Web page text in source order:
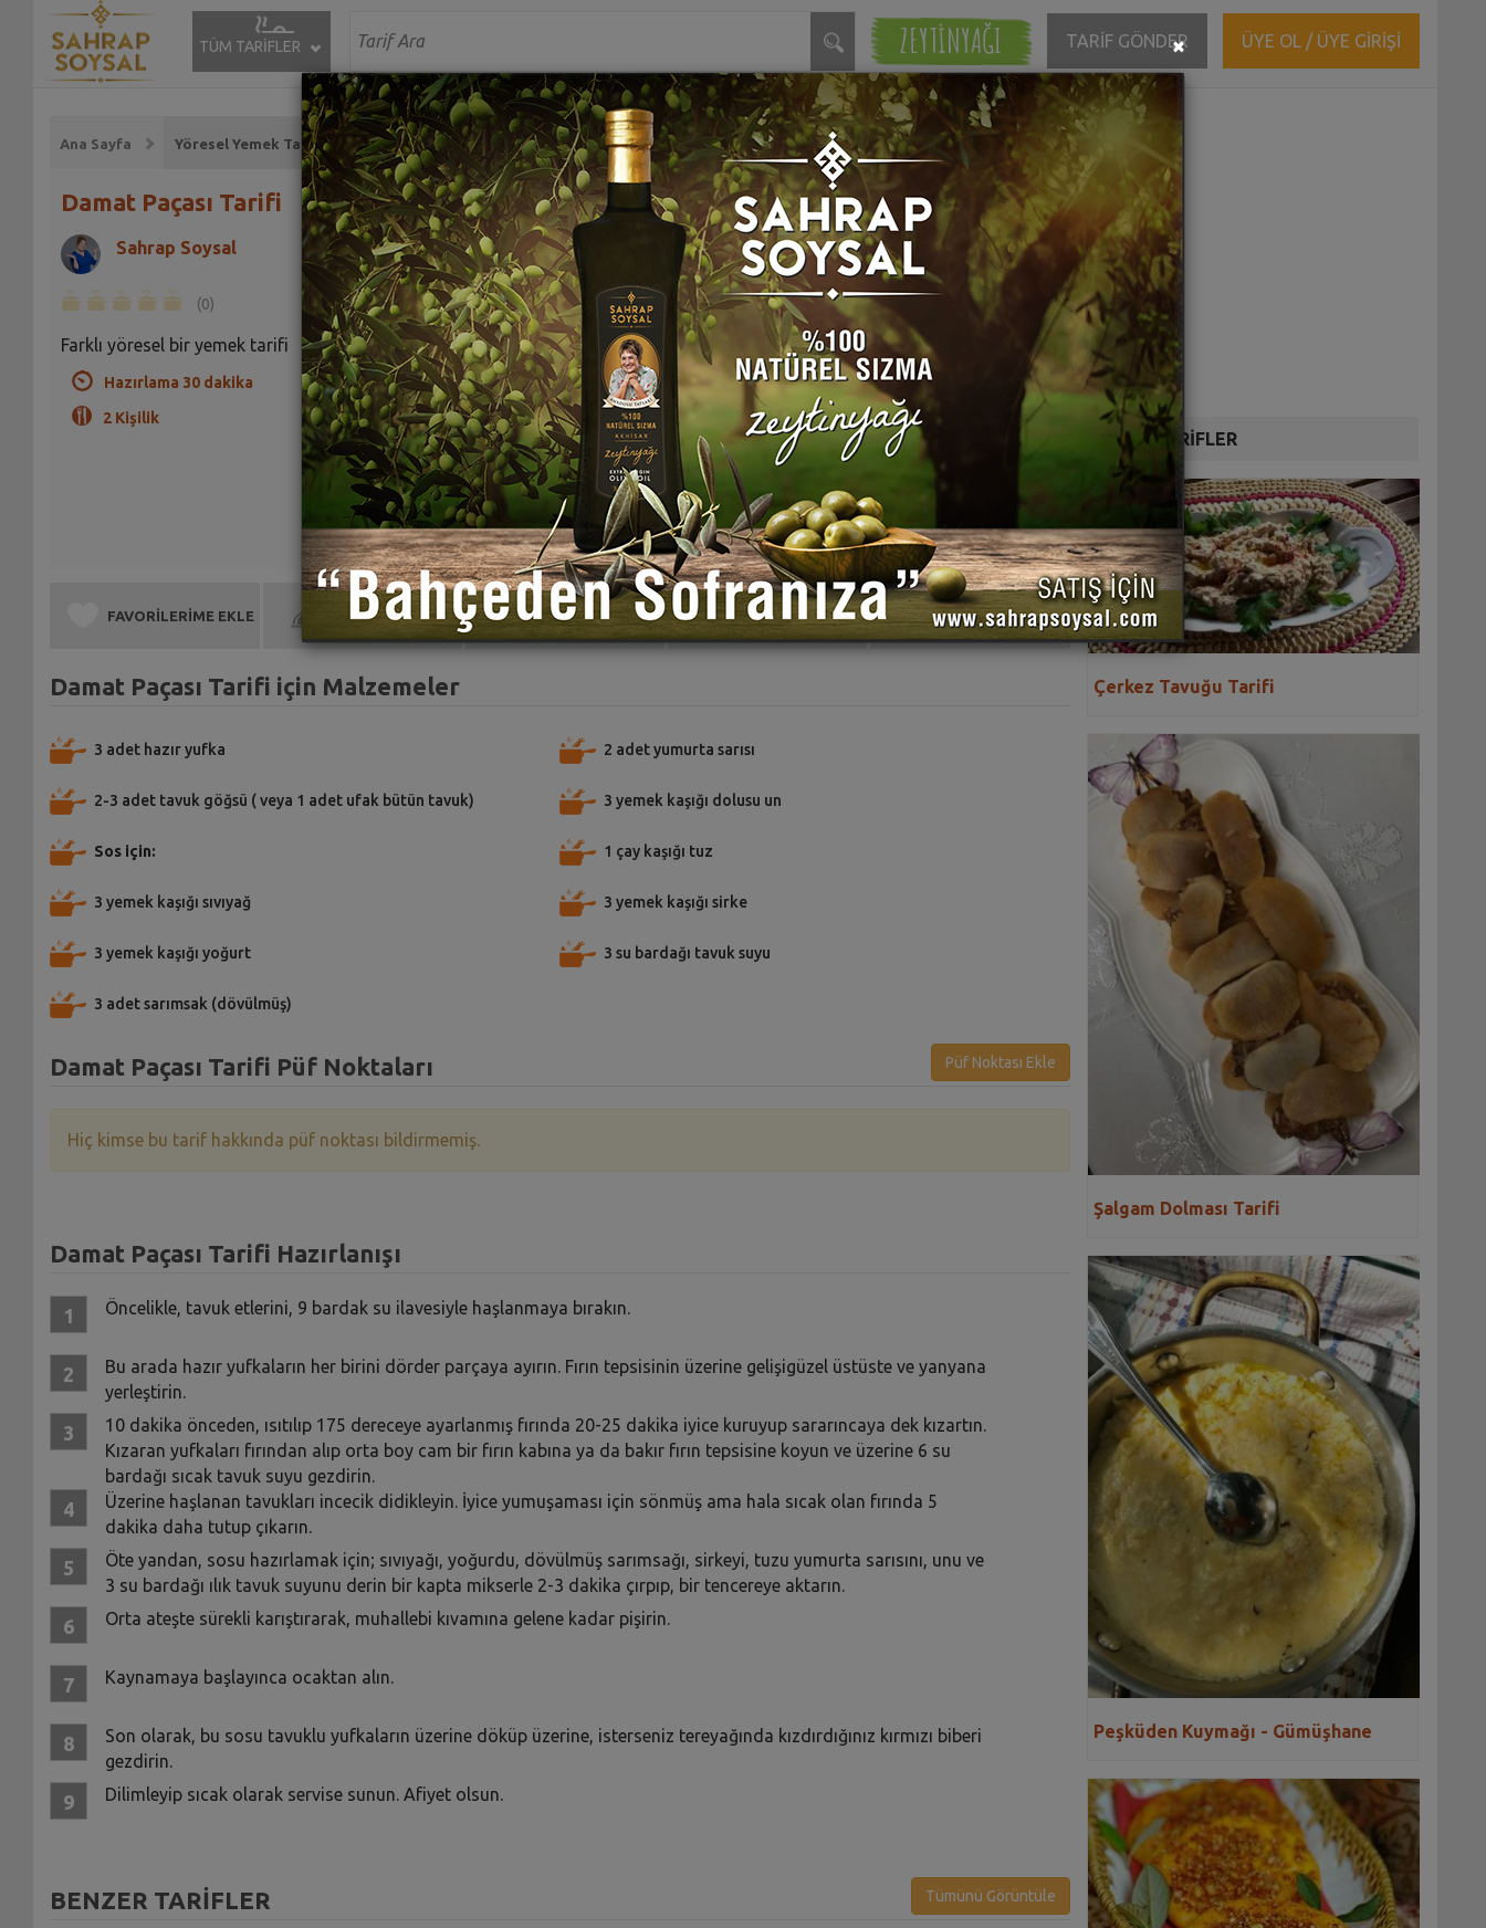
TÜM TARİFLER ZEYTİNYAĞI TARİF GÖNDER ÜYE OL / ÜYE GİRİŞİ
Ana Sayfa Yöresel Yemek Tarifleri
Damat Paçası Tarifi
Sahrap Soysal
(0)
Farklı yöresel bir yemek tarifi
Hazırlama 30 dakika
2 Kişilik
FAVORİLERİME EKLE BEN DE YAPTIM TARİFE PUAN VER TARİFİ PAYLAŞ TARİFİ YAZDIR
Damat Paçası Tarifi için Malzemeler
3 adet hazır yufka
2-3 adet tavuk göğsü ( veya 1 adet ufak bütün tavuk)
Sos için:
3 yemek kaşığı sıvıyağ
3 yemek kaşığı yoğurt
3 adet sarımsak (dövülmüş)
2 adet yumurta sarısı
3 yemek kaşığı dolusu un
1 çay kaşığı tuz
3 yemek kaşığı sirke
3 su bardağı tavuk suyu
Damat Paçası Tarifi Püf Noktaları Püf Noktası Ekle
Hiç kimse bu tarif hakkında püf noktası bildirmemiş.
Damat Paçası Tarifi Hazırlanışı
Öncelikle, tavuk etlerini, 9 bardak su ilavesiyle haşlanmaya bırakın.
Bu arada hazır yufkaların her birini dörder parçaya ayırın. Fırın tepsisinin üzerine gelişigüzel üstüste ve yanyana
yerleştirin.
10 dakika önceden, ısıtılıp 175 dereceye ayarlanmış fırında 20-25 dakika iyice kuruyup sararıncaya dek kızartın.
Kızaran yufkaları fırından alıp orta boy cam bir fırın kabına ya da bakır fırın tepsisine koyun ve üzerine 6 su
bardağı sıcak tavuk suyu gezdirin.
Üzerine haşlanan tavukları incecik didikleyin. İyice yumuşaması için sönmüş ama hala sıcak olan fırında 5
dakika daha tutup çıkarın.
Öte yandan, sosu hazırlamak için; sıvıyağı, yoğurdu, dövülmüş sarımsağı, sirkeyi, tuzu yumurta sarısını, unu ve
3 su bardağı ılık tavuk suyunu derin bir kapta mikserle 2-3 dakika çırpıp, bir tencereye aktarın.
Orta ateşte sürekli karıştırarak, muhallebi kıvamına gelene kadar pişirin.
Kaynamaya başlayınca ocaktan alın.
Son olarak, bu sosu tavuklu yufkaların üzerine döküp üzerine, isterseniz tereyağında kızdırdığınız kırmızı biberi
gezdirin.
Dilimleyip sıcak olarak servise sunun. Afiyet olsun.
BENZER TARİFLER Tümünü Görüntüle
DİĞER TARİFLER
Çerkez Tavuğu Tarifi
Şalgam Dolması Tarifi
Peşküden Kuymağı - Gümüşhane
×Close